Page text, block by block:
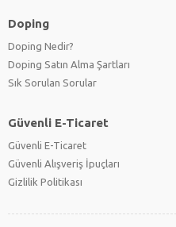
Doping
Doping Nedir?
Doping Satın Alma Şartları
Sık Sorulan Sorular
Güvenli E-Ticaret
Güvenli E-Ticaret
Güvenli Alışveriş İpuçları
Gizlilik Politikası